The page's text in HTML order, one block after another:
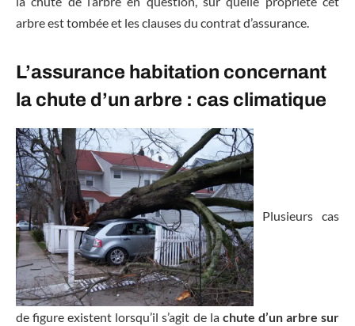
arbre est tombée et les clauses du contrat d’assurance.
L’assurance habitation concernant
la chute d’un arbre : cas climatique
Plusieurs cas
de figure existent lorsqu’il s’agit de la chute d’un arbre sur